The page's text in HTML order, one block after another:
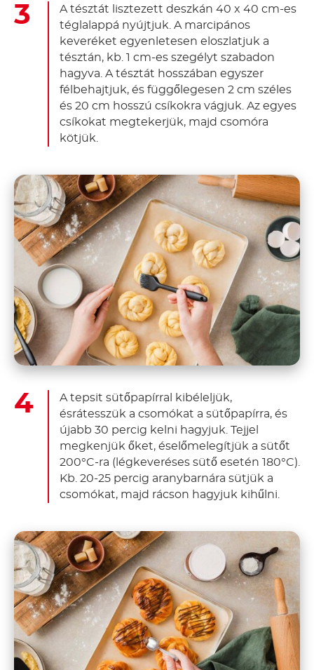
A tésztát lisztezett deszkán 40 x 40 cm-es
téglalappá nyújtjuk. A marcipános
keveréket egyenletesen eloszlatjuk a
tésztán, kb. 1 cm-es szegélyt szabadon
hagyva. A tésztát hosszában egyszer
félbehajtjuk, és függőlegesen 2 cm széles
és 20 cm hosszú csíkokra vágjuk. Az egyes
csíkokat megtekerjük, majd csomóra
kötjük.
A tepsit sütőpapírral kibéleljük,
ésrátesszük a csomókat a sütőpapírra, és
újabb 30 percig kelni hagyjuk. Tejjel
megkenjük őket, éselőmelegítjük a sütőt
200°C-ra (légkeveréses sütő esetén 180°C).
Kb. 20-25 percig aranybarnára sütjük a
csomókat, majd rácson hagyjuk kihűlni.